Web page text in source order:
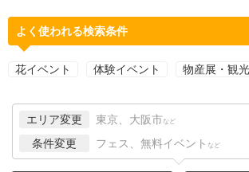
よく使われる検索条件
花イベント 体験イベント 物産展・観
エリア変更 東京、大阪市 など
条件変更 フェス、無料イベント など